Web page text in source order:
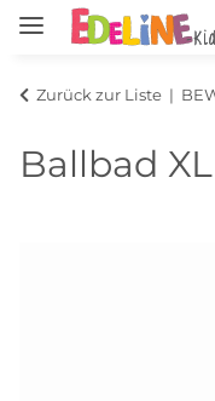
Zurück zur Liste
Ballbad